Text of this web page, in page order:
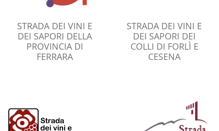
STRADA DEI VINI E
DEI SAPORI DELLA
PROVINCIA DI
FERRARA
STRADA DEI VINI E
DEI SAPORI DEI
COLLI DI FORLÌ E
CESENA